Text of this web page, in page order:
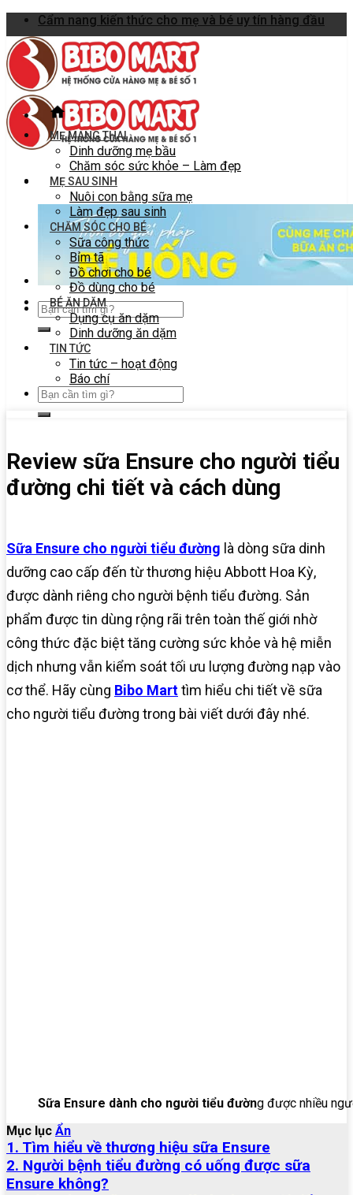
Skip
to
content
Cẩm nang kiến thức cho mẹ và bé uy tín hàng đầu
MẸ MANG THAI
Dinh dưỡng mẹ bầu
Chăm sóc sức khỏe – Làm đẹp
MẸ SAU SINH
Nuôi con bằng sữa mẹ
Làm đẹp sau sinh
CHĂM SÓC CHO BÉ
Sữa công thức
Bỉm tã
Đồ chơi cho bé
Đồ dùng cho bé
BÉ ĂN DẶM
Dụng cụ ăn dặm
Dinh dưỡng ăn dặm
TIN TỨC
Tin tức – hoạt động
Báo chí
Review sữa Ensure cho người tiểu
đường chi tiết và cách dùng
Sữa Ensure cho người tiểu đường là dòng sữa dinh
dưỡng cao cấp đến từ thương hiệu Abbott Hoa Kỳ,
được dành riêng cho người bệnh tiểu đường. Sản
phẩm được tin dùng rộng rãi trên toàn thế giới nhờ
công thức đặc biệt tăng cường sức khỏe và hệ miễn
dịch nhưng vẫn kiểm soát tối ưu lượng đường nạp vào
cơ thể. Hãy cùng Bibo Marttìm hiểu chi tiết về sữa
cho người tiểu đường trong bài viết dưới đây nhé.
Sữa Ensure dành cho người tiểu đường được nhiều
Mục lục Ẩn
1. Tìm hiểu về thương hiệu sữa Ensure
2. Người bệnh tiểu đường có uống được sữa
Ensure không?